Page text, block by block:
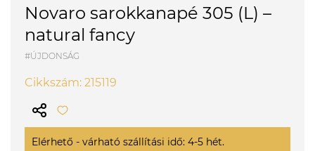
Novaro sarokkanapé 305 (L) –
natural fancy
#ÚJDONSÁG
Cikkszám: 215119
Elérhető - várható szállítási idő: 4-5 hét.